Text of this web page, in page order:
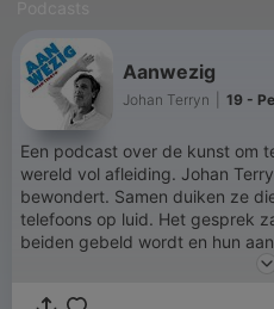
Aanwezig
Johan Terryn 19 -
Een podcast over de kunst om
wereld vol afleiding. Johan
bewondert. Samen duiken ze
telefoons op luid. Het gesprek
beiden gebeld wordt en hun
dimensie vertrekt. Geen